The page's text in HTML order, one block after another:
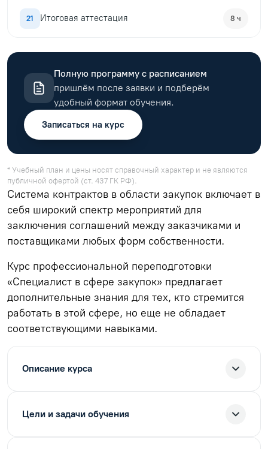
21 Итоговая аттестация 8 ч
Полную программу с расписанием
пришлём после заявки и подберём
удобный формат обучения.
Записаться на курс
* Учебный план и цены носят справочный характер и не являются
публичной офертой (ст. 437 ГК РФ).
Система контрактов в области закупок включает в
себя широкий спектр мероприятий для
заключения соглашений между заказчиками и
поставщиками любых форм собственности.
Курс профессиональной переподготовки
«Специалист в сфере закупок» предлагает
дополнительные знания для тех, кто стремится
работать в этой сфере, но еще не обладает
соответствующими навыками.
Описание курса
Цели и задачи обучения